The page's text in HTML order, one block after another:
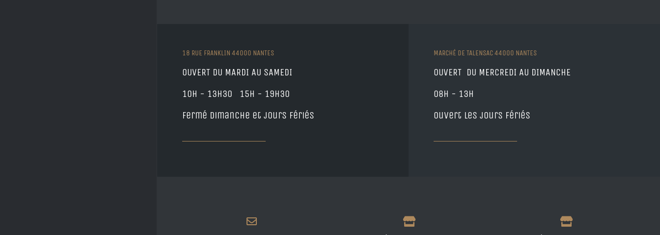
18 RUE FRANKLIN 44000 NANTES
OUVERT DU MARDI AU SAMEDI
10h - 13h30 15h - 19h30
Fermé dimanche et jours fériés
MARCHÉ DE TALENSAC 44000 NANTES
OUVERT DU MERCREDI AU DIMANCHE
08h - 13h
Ouvert les jours fériés